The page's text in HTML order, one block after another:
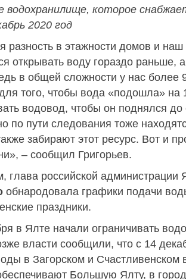
водохранилище, которое
2020 год
разность в этажности домов и
открывать воду гораздо раньше,
в общей сложности у нас более
того, чтобы вода «подошла» на
водовод, чтобы он поднялся
по пути следования тоже
забирают этот ресурс. Вот и
– сообщил Григорьев.
глава российской
обнародовала графики подачи
праздники.
в Ялте начали ограничивать
власти сообщили, что с 14
в Загорском и
Большую Ялту, в